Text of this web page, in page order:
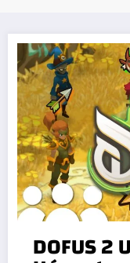
DOFUS 2